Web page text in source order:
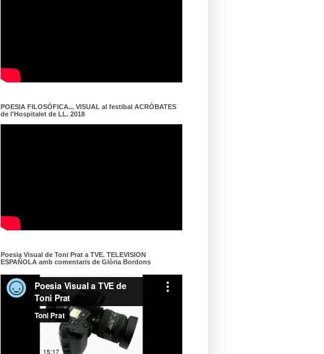
POESIA FILOSÒFICA... VISUAL al festibal ACRÒBATES
de l'Hospitalet de LL. 2018
Poesia Visual de Toni Prat a TVE. TELEVISION
ESPAÑOLA amb comentaris de Glòria Bordons